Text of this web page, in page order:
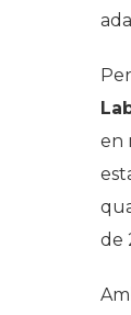
en
de